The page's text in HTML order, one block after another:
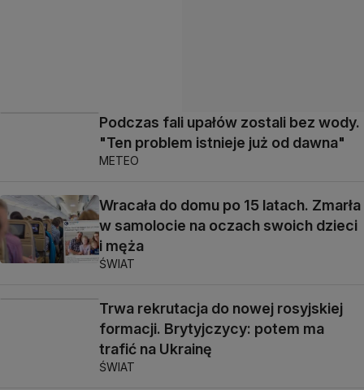
Podczas fali upałów zostali bez wody.
"Ten problem istnieje już od dawna"
METEO
Wracała do domu po 15 latach. Zmarła
w samolocie na oczach swoich dzieci
i męża
ŚWIAT
Trwa rekrutacja do nowej rosyjskiej
formacji. Brytyjczycy: potem ma
trafić na Ukrainę
ŚWIAT